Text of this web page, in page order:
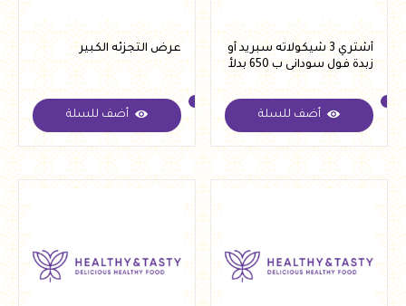
أشتري 3 شيكولاته سبريد أو
زبدة فول سودانى ب 650 بدلأ
من 900
أضف للسلة
عرض التجزئه الكبير
أضف للسلة